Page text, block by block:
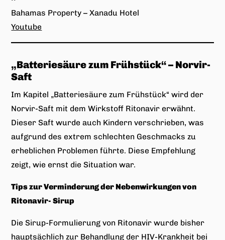
Bahamas Property – Xanadu Hotel
Youtube
„Batteriesäure zum Frühstück“ – Norvir-
Saft
Im Kapitel „Batteriesäure zum Frühstück“ wird der
Norvir-Saft mit dem Wirkstoff Ritonavir erwähnt.
Dieser Saft wurde auch Kindern verschrieben, was
aufgrund des extrem schlechten Geschmacks zu
erheblichen Problemen führte. Diese Empfehlung
zeigt, wie ernst die Situation war.
Tips zur Verminderung der Nebenwirkungen von
Ritonavir- Sirup
Die Sirup-Formulierung von Ritonavir wurde bisher
hauptsächlich zur Behandlung der HIV-Krankheit bei